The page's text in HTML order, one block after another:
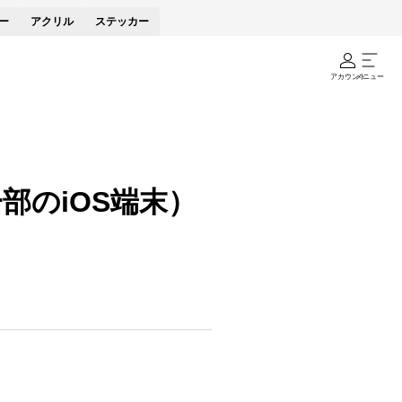
アクリル ステッカー
アカウントメニュー
のiOS端末）